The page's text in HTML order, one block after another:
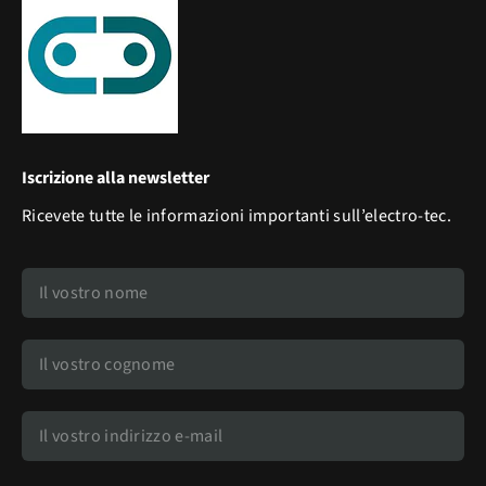
Iscrizione alla newsletter
Ricevete tutte le informazioni importanti sull’electro-tec.